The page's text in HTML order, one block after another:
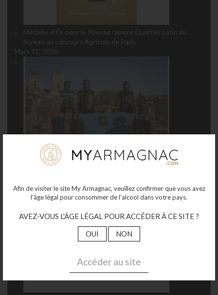
Médaille d'Or pour le Pousse rapière Quartier Latin au
Sureau au concours Agricole de Paris
Mars 12, 2026
Armagnac en scène 17&18 octobre 2025 Mont de Marsan,
Octobre 15, 2025
Afin de visiter le site My Armagnac, veuillez confirmer que vous avez
l'âge légal pour consommer de l'alcool dans votre pays.
AVEZ-VOUS L'ÂGE LÉGAL POUR ACCÉDER À CE SITE ?
OUI
NON
Accéder au site